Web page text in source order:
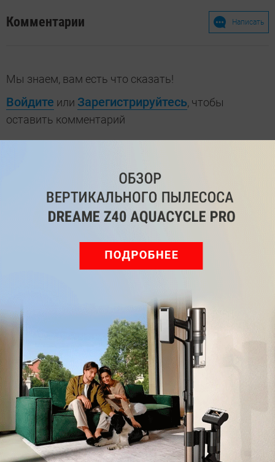
Комментарии Написать
Мы знаем, вам есть что сказать!
Войдите или Зарегистрируйтесь, чтобы
оставить комментарий
Обзор вертикального пылесоса Dreame Z40 AquaCycle
Pro: гибкий подход к уборке